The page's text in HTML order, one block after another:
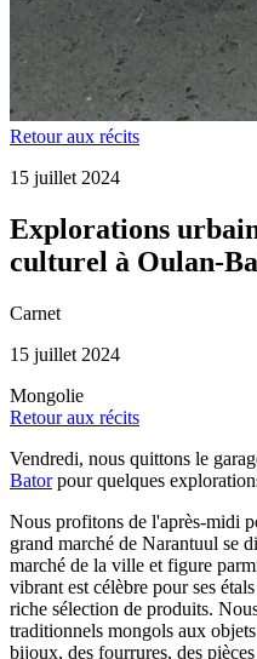
Retour aux récits
15 juillet 2024
Explorations
culturel à Oulan-
Carnet
15 juillet 2024
Mongolie
Retour aux récits
Vendredi, nous quittons le
Batorpour quelques
Nous profitons de l'après-midi
grand marché de Narantuul se
marché de la ville et figure
vibrant est célèbre pour ses
riche sélection de produits.
traditionnels mongols aux
bijoux, des fourrures, des